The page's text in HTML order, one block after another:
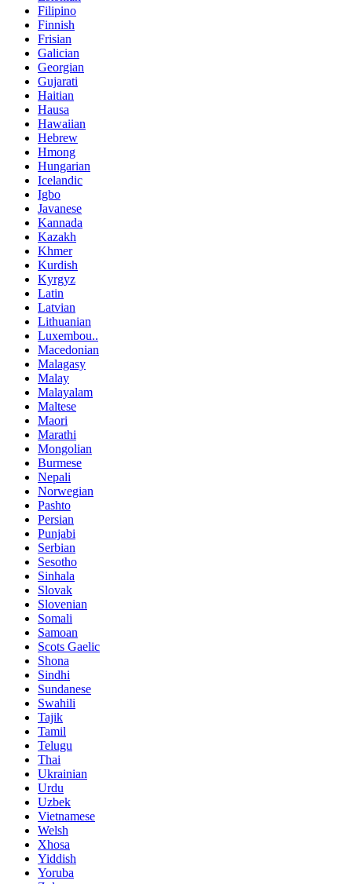
Filipino
Finnish
Frisian
Galician
Georgian
Gujarati
Haitian
Hausa
Hawaiian
Hebrew
Hmong
Hungarian
Icelandic
Igbo
Javanese
Kannada
Kazakh
Khmer
Kurdish
Kyrgyz
Latin
Latvian
Lithuanian
Luxembou..
Macedonian
Malagasy
Malay
Malayalam
Maltese
Maori
Marathi
Mongolian
Burmese
Nepali
Norwegian
Pashto
Persian
Punjabi
Serbian
Sesotho
Sinhala
Slovak
Slovenian
Somali
Samoan
Scots Gaelic
Shona
Sindhi
Sundanese
Swahili
Tajik
Tamil
Telugu
Thai
Ukrainian
Urdu
Uzbek
Vietnamese
Welsh
Xhosa
Yiddish
Yoruba